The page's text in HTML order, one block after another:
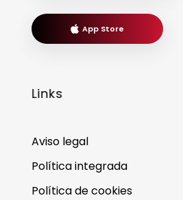
App Store
Links
Aviso legal
Política integrada
Política de cookies